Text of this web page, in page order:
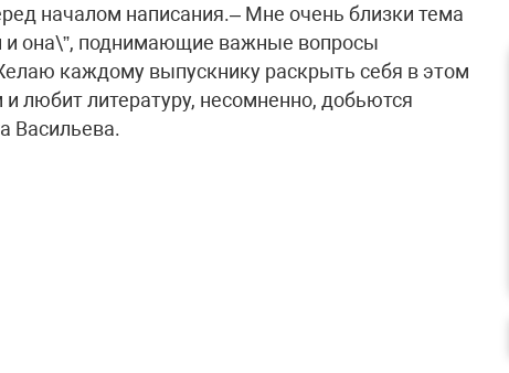
началом написания.– Мне очень близки тема
и она\”, поднимающие важные вопросы
каждому выпускнику раскрыть себя в этом
и любит литературу, несомненно, добьются
Васильева.